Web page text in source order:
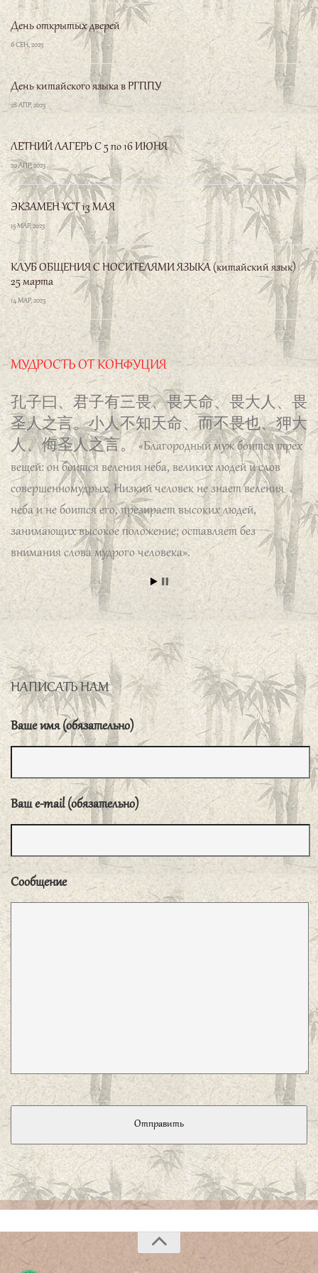
Искакова Мария
Ирина Капитонова
Первый год обучения прошел
прекрасно. Отличный
преподаватель, хорошая
организация, душевная атмосфера-все очень
порадовало и приятно удивило. Узнал много
нового и захотел узнать еще больше. Спасибо,
что открыли такую Школу, так держать!
Горшков Евгений
Выражаю сердечную
признательность профессору
Бай Вэньчану и всему коллективу
«Школы Конфуция» РГППУ за предоставление
прекрасной возможности начать изучение
китайского языка. Я желаю всем не сбавлять
набранного темпа!
Строшков Валерий
Хотел бы отметить высокую
организацию учебного процесса:
прекрасные учителя, богатый
учебный материал, замечательные условия
обучения! Изучать китайский язык чрезвычайно
интересно!
Серебряков Павел
3 ОКТ, 2023
День открытых дверей
6 СЕН, 2023
День китайского языка в РГППУ
28 АПР, 2023
ЛЕТНИЙ ЛАГЕРЬ С 5 по 16 ИЮНЯ
20 АПР, 2023
ЭКЗАМЕН YCT 13 МАЯ
15 МАР, 2023
КЛУБ ОБЩЕНИЯ С НОСИТЕЛЯМИ ЯЗЫКА (китайский язык)
25 марта
14 МАР, 2023
МУДРОСТЬ ОТ КОНФУЦИЯ
子曰、君子不重、则不威、学则不固。主忠
信。无友不如己者。过则勿惮改。
«Если
благородный муж не ведет себя с достоинством, он не
имеет авторитета, и, хотя он и учится, его знания не
прочны. Стремись к преданности и искренности; не
имей друзей, которые бы уступали тебе [в моральном
отношении]; совершив ошибку, не бойся ее исправить».
孔子曰、君子有三畏、畏天命、畏大人、畏
圣人之言。小人不知天命、而不畏也、狎大
人、侮圣人之言。«Благородный муж боится трех
вещей: он боится веления неба, великих людей и слов
совершенномудрых. Низкий человек не знает веления
неба и не боится его, презирает высоких людей,
занимающих высокое положение; оставляет без
внимания слова мудрого человека».
子曰、君子喻於义、小人喻於利。
«Благородный муж знает только долг, низкий человек
знает только выгоду».
子曰、君子不可小知、而可大受也、小人不
可大受、而可小知也。«О благородным муже
нельзя судить по мелочам, ему можно доверить большие
дела. Низкому человеку нельзя доверять большие дела, но
о нем можно судить по мелочам».
固。 «Расточительность ведет к непокорности, а
бережливость — к захудалости. Но лучше захудалость,
子曰、道之以政、齐之以刑、民免而无耻。
道之以德、齐之以礼、有耻且格。
руководить народом посредством законов и
而不惑。五十而知天命。六十而耳顺。七十
而从心所欲、不逾矩。
освободился от сомнений. В пятьдесят лет я познал
волю неба. В шестьдесят лет научился отличать правду
от неправды. В семьдесят лет я стал следовать
子曰、君子周而不比、小人比而不周。
«Благородный муж ко всем относится одинаково, он не
НАПИСАТЬ НАМ
Ваше имя (обязательно)
Ваш e-mail (обязательно)
Сообщение